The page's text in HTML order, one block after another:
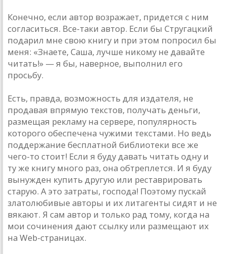
Конечно, если автор возражает, придется с ним
согласиться. Все-таки автор. Если бы Стругацкий
подарил мне свою книгу и при этом попросил бы
меня: «Знаете, Саша, лучше никому не давайте
читать!» — я бы, наверное, выполнил его
просьбу.
Есть, правда, возможность для издателя, не
продавая впрямую текстов, получать деньги,
размещая рекламу на сервере, популярность
которого обеспечена чужими текстами. Но ведь
поддержание бесплатной библиотеки все же
чего-то стоит! Если я буду давать читать одну и
ту же книгу много раз, она обтреплется. И я буду
вынужден купить другую или реставрировать
старую. А это затраты, господа! Поэтому пускай
златолюбивые авторы и их литагенты сидят и не
вякают. Я сам автор и только рад тому, когда на
мои сочинения дают ссылку или размещают их
на Web-страницах.